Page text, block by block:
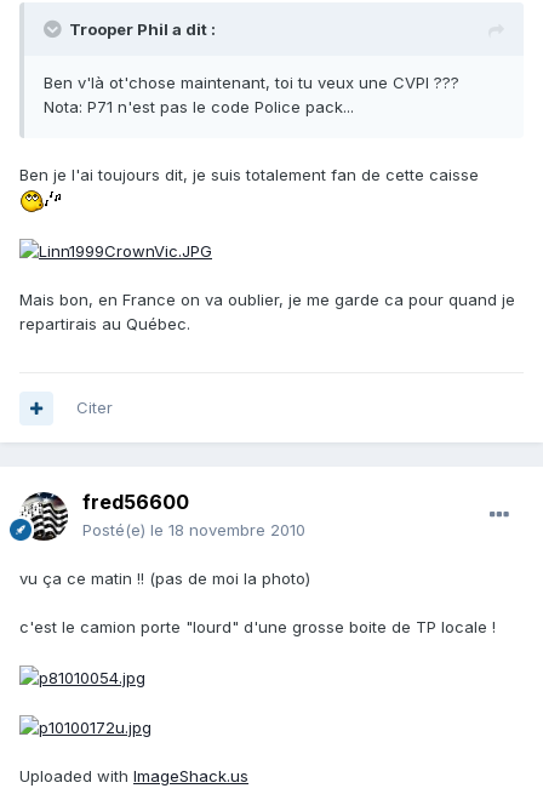
Trooper Phil a dit :
Ben v'là ot'chose maintenant, toi tu veux une CVPI ???
Nota: P71 n'est pas le code Police pack...
Ben je l'ai toujours dit, je suis totalement fan de cette caisse
Mais bon, en France on va oublier, je me garde ca pour quand je
repartirais au Québec.
Citer
fred56600
Posté(e) le 18 novembre 2010
vu ça ce matin !! (pas de moi la photo)
c'est le camion porte "lourd" d'une grosse boite de TP locale !
Uploaded with ImageShack.us